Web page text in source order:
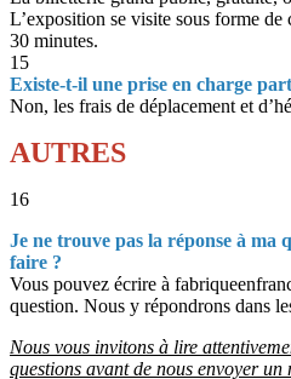
L’exposition se visite sous forme de
30 minutes.
15
Existe-t-il une prise en charge
Non, les frais de déplacement et
AUTRES
16
Je ne trouve pas la réponse à ma
faire ?
Vous pouvez écrire à
question. Nous y répondrons dans
Nous vous invitons à lire
questions avant de nous envoyer un